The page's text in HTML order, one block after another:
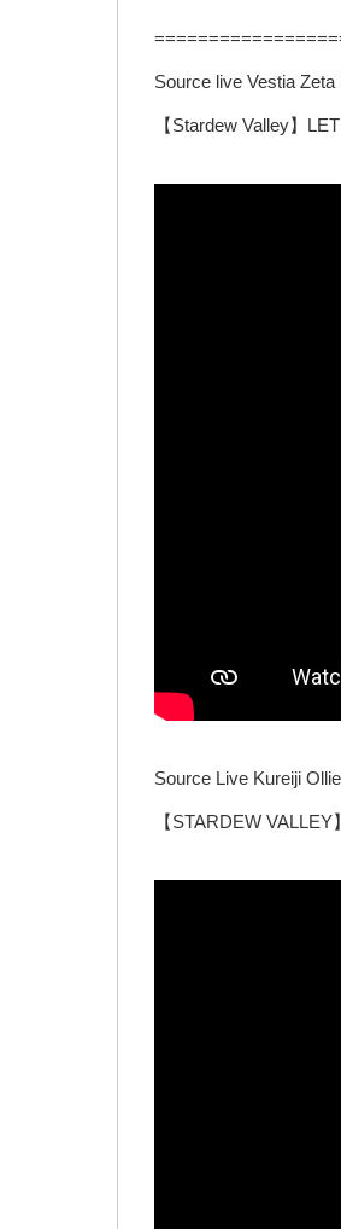
Source live Vestia Zeta
【Stardew Valley】
Source Live Kureiji
【STARDEW